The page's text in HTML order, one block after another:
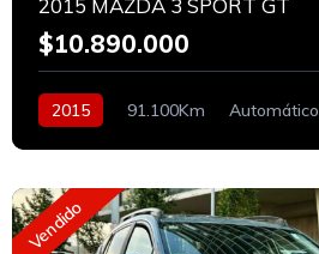
2015 MAZDA 3 SPORT GT
$10.890.000
2015 91.100Km Automático
Vendido